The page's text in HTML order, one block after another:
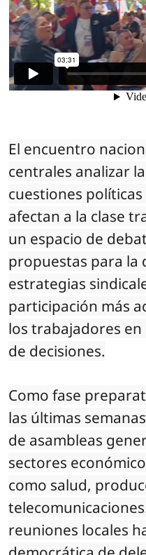
El encuentro
centrales analizar
cuestiones
afectan a la clase
un espacio de
propuestas para la
estrategias
participación más
los trabajadores
de decisiones.
Como fase
las últimas
de asambleas
sectores
como salud,
reuniones locales